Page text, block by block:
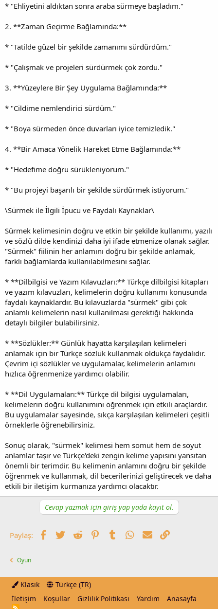
* "Ehliyetini aldıktan sonra araba sürmeye başladım."
2. **Zaman Geçirme Bağlamında:**
* "Tatilde güzel bir şekilde zamanımı sürdürdüm."
* "Çalışmak ve projeleri sürdürmek çok zordu."
3. **Yüzeylere Bir Şey Uygulama Bağlamında:**
* "Cildime nemlendirici sürdüm."
* "Boya sürmeden önce duvarları iyice temizledik."
4. **Bir Amaca Yönelik Hareket Etme Bağlamında:**
* "Hedefime doğru sürükleniyorum."
* "Bu projeyi başarılı bir şekilde sürdürmek istiyorum."
\Sürmek ile İlgili İpucu ve Faydalı Kaynaklar\
Sürmek kelimesinin doğru ve etkin bir şekilde kullanımı, yazılı
ve sözlü dilde kendinizi daha iyi ifade etmenize olanak sağlar.
"Sürmek" fiilinin her anlamını doğru bir şekilde anlamak,
farklı bağlamlarda kullanılabilmesini sağlar.
* **Dilbilgisi ve Yazım Kılavuzları:** Türkçe dilbilgisi kitapları
ve yazım kılavuzları, kelimelerin doğru kullanımı konusunda
faydalı kaynaklardır. Bu kılavuzlarda "sürmek" gibi çok
anlamlı kelimelerin nasıl kullanılması gerektiği hakkında
detaylı bilgiler bulabilirsiniz.
* **Sözlükler:** Günlük hayatta karşılaşılan kelimeleri
anlamak için bir Türkçe sözlük kullanmak oldukça faydalıdır.
Çevrim içi sözlükler ve uygulamalar, kelimelerin anlamını
hızlıca öğrenmenize yardımcı olabilir.
* **Dil Uygulamaları:** Türkçe dil bilgisi uygulamaları,
kelimelerin doğru kullanımını öğrenmek için etkili araçlardır.
Bu uygulamalar sayesinde, sıkça karşılaşılan kelimeleri çeşitli
örneklerle öğrenebilirsiniz.
Sonuç olarak, "sürmek" kelimesi hem somut hem de soyut
anlamlar taşır ve Türkçe'deki zengin kelime yapısını yansıtan
önemli bir terimdir. Bu kelimenin anlamını doğru bir şekilde
öğrenmek ve kullanmak, dil becerilerinizi geliştirecek ve daha
etkili bir iletişim kurmanıza yardımcı olacaktır.
Cevap yazmak için giriş yap yada kayıt ol.
Paylaş: Facebook
TwitterReddit PinterestTumblrWhatsApp
E-postaLink
Oyun
Klasik
Türkçe (TR)
İletişim
Koşullar Gizlilik Politikası Yardım Anasayfa
R